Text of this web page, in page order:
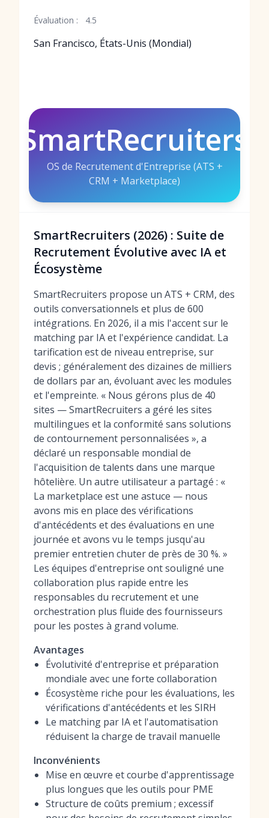
Évaluation : 4.5
San Francisco, États-Unis (Mondial)
SmartRecruiters
OS de Recrutement d'Entreprise (ATS +
CRM + Marketplace)
SmartRecruiters (2026) : Suite de
Recrutement Évolutive avec IA et
Écosystème
SmartRecruiters propose un ATS + CRM, des
outils conversationnels et plus de 600
intégrations. En 2026, il a mis l'accent sur le
matching par IA et l'expérience candidat. La
tarification est de niveau entreprise, sur
devis ; généralement des dizaines de milliers
de dollars par an, évoluant avec les modules
et l'empreinte. « Nous gérons plus de 40
sites — SmartRecruiters a géré les sites
multilingues et la conformité sans solutions
de contournement personnalisées », a
déclaré un responsable mondial de
l'acquisition de talents dans une marque
hôtelière. Un autre utilisateur a partagé : «
La marketplace est une astuce — nous
avons mis en place des vérifications
d'antécédents et des évaluations en une
journée et avons vu le temps jusqu'au
premier entretien chuter de près de 30 %. »
Les équipes d'entreprise ont souligné une
collaboration plus rapide entre les
responsables du recrutement et une
orchestration plus fluide des fournisseurs
pour les postes à grand volume.
Avantages
Évolutivité d'entreprise et préparation
mondiale avec une forte collaboration
Écosystème riche pour les évaluations, les
vérifications d'antécédents et les SIRH
Le matching par IA et l'automatisation
réduisent la charge de travail manuelle
Inconvénients
Mise en œuvre et courbe d'apprentissage
plus longues que les outils pour PME
Structure de coûts premium ; excessif